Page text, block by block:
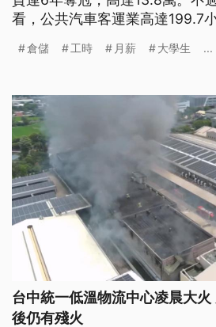
看，公共汽車客運業高達199.7
倉儲 工時 月薪 大學生 ...
台中統一低溫物流中心凌晨大
後仍有殘火